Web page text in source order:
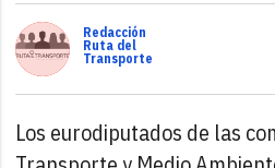
Redacción
Ruta del
Transporte
Los eurodiputados de las